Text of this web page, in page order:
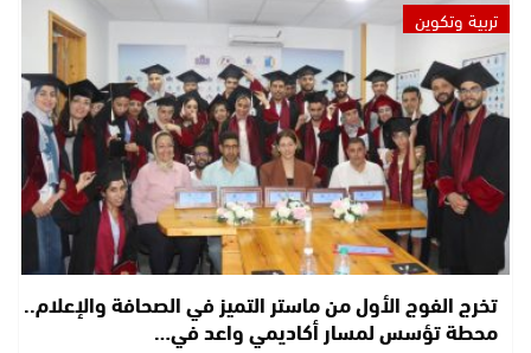
تربية وتكوين
تخرج الفوج الأول من ماستر التميز في الصحافة والإعلام..
محطة تؤسس لمسار أكاديمي واعد في…